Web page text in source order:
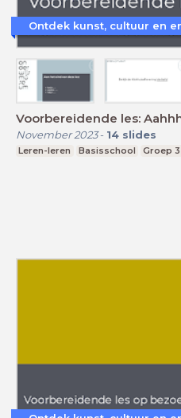
Voorbereidende les:
November 2023- 14 slides
Leren-leren Basisschool Groep
Ontdek kunst, cultuur en